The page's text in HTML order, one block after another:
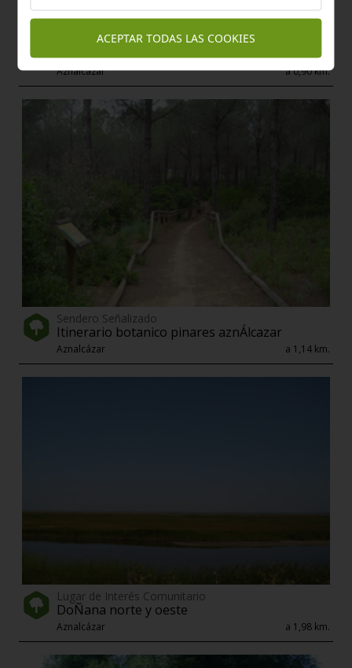
Área Recreativa
CaÑada de los isleÑos
Aznalcázar a 0,90 km.
Sendero Señalizado
Itinerario botanico pinares aznÁlcazar
Aznalcázar a 1,14 km.
Lugar de Interés Comunitario
DoÑana norte y oeste
Aznalcázar a 1,98 km.
ACEPTAR TODAS LAS COOKIES